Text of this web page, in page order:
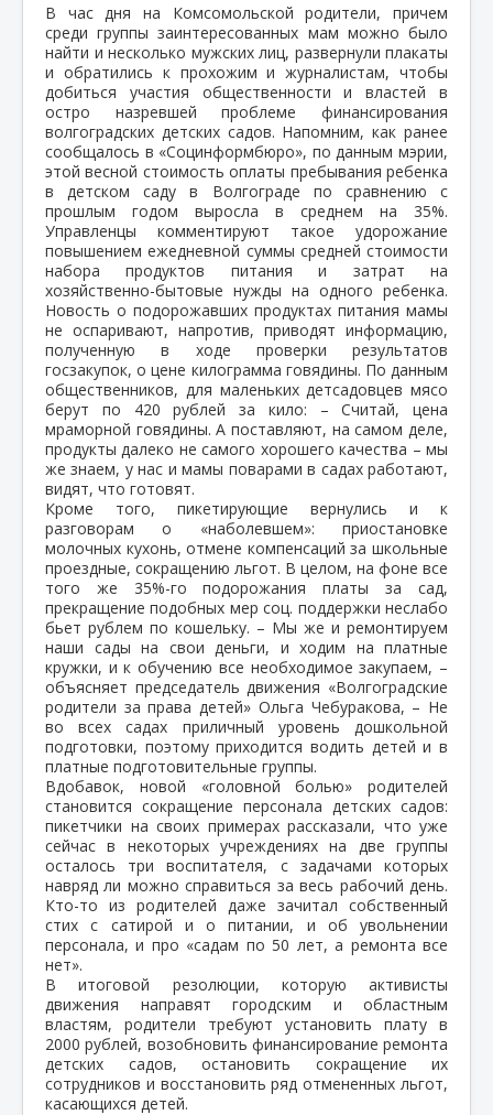
В час дня на Комсомольской родители, причем
среди группы заинтересованных мам можно было
найти и несколько мужских лиц, развернули плакаты
и обратились к прохожим и журналистам, чтобы
добиться участия общественности и властей в
остро назревшей проблеме финансирования
волгоградских детских садов. Напомним, как ранее
сообщалось в «Социнформбюро», по данным мэрии,
этой весной стоимость оплаты пребывания ребенка
в детском саду в Волгограде по сравнению с
прошлым годом выросла в среднем на 35%.
Управленцы комментируют такое удорожание
повышением ежедневной суммы средней стоимости
набора продуктов питания и затрат на
хозяйственно-бытовые нужды на одного ребенка.
Новость о подорожавших продуктах питания мамы
не оспаривают, напротив, приводят информацию,
полученную в ходе проверки результатов
госзакупок, о цене килограмма говядины. По данным
общественников, для маленьких детсадовцев мясо
берут по 420 рублей за кило: – Считай, цена
мраморной говядины. А поставляют, на самом деле,
продукты далеко не самого хорошего качества – мы
же знаем, у нас и мамы поварами в садах работают,
видят, что готовят.
Кроме того, пикетирующие вернулись и к
разговорам о «наболевшем»: приостановке
молочных кухонь, отмене компенсаций за школьные
проездные, сокращению льгот. В целом, на фоне все
того же 35%-го подорожания платы за сад,
прекращение подобных мер соц. поддержки неслабо
бьет рублем по кошельку. – Мы же и ремонтируем
наши сады на свои деньги, и ходим на платные
кружки, и к обучению все необходимое закупаем, –
объясняет председатель движения «Волгоградские
родители за права детей» Ольга Чебуракова, – Не
во всех садах приличный уровень дошкольной
подготовки, поэтому приходится водить детей и в
платные подготовительные группы.
Вдобавок, новой «головной болью» родителей
становится сокращение персонала детских садов:
пикетчики на своих примерах рассказали, что уже
сейчас в некоторых учреждениях на две группы
осталось три воспитателя, с задачами которых
навряд ли можно справиться за весь рабочий день.
Кто-то из родителей даже зачитал собственный
стих с сатирой и о питании, и об увольнении
персонала, и про «садам по 50 лет, а ремонта все
нет».
В итоговой резолюции, которую активисты
движения направят городским и областным
властям, родители требуют установить плату в
2000 рублей, возобновить финансирование ремонта
детских садов, остановить сокращение их
сотрудников и восстановить ряд отмененных льгот,
касающихся детей.